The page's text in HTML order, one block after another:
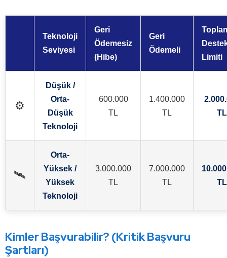
Teknoloji
Seviyesi
Geri
Ödemesiz
(Hibe)
Geri
Ödemeli
Limiti
⚙️
Düşük /
Orta-
Düşük
Teknoloji
600.000
TL
1.400.000
TL
TL
🛰️
Orta-
Yüksek /
Yüksek
Teknoloji
3.000.000
TL
7.000.000
TL
TL
Kimler Başvurabilir? (Kritik Başvuru
Şartları)